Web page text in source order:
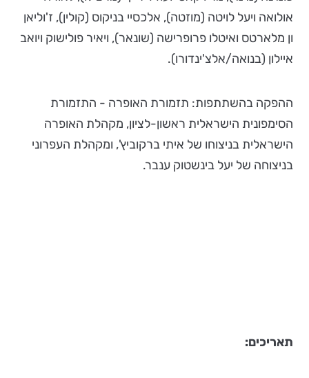
אולואה ויעל לויטה (מוזטה), אלכסיי בניקוס (קולין), ז'וליאן
ון מלארטס ואיטלו פרופרישה (שונאר), ויאיר פולישוק ויואב
איילון (בנואה/אלצ'ינדורו).
ההפקה בהשתתפות: תזמורת האופרה - התזמורת
הסימפונית הישראלית ראשון-לציון, מקהלת האופרה
הישראלית בניצוחו של איתי ברקוביץ', ומקהלת העפרוני
בניצוחה של יעל בינשטוק ענבר.
תאריכים: